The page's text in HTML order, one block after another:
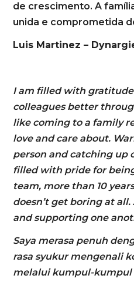
de crescimento. A
unida e comprometida
Luis Martinez –
I am filled with
colleagues better
like coming to a family
love and care about.
person and catching up
filled with pride for
team, more than 10
doesn’t get boring at
and supporting one
Saya merasa penuh
rasa syukur mengenali
melalui kumpul-kumpul